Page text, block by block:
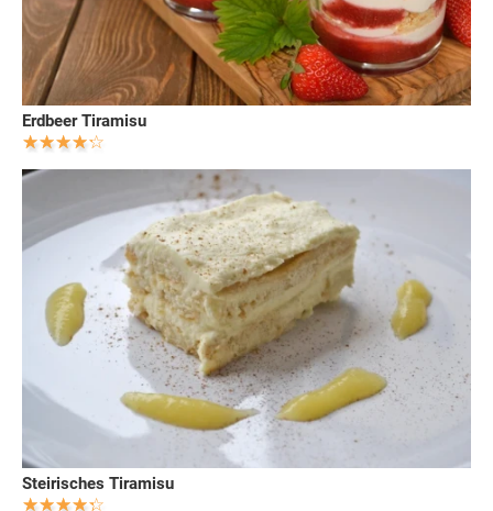
Erdbeer Tiramisu
Steirisches Tiramisu